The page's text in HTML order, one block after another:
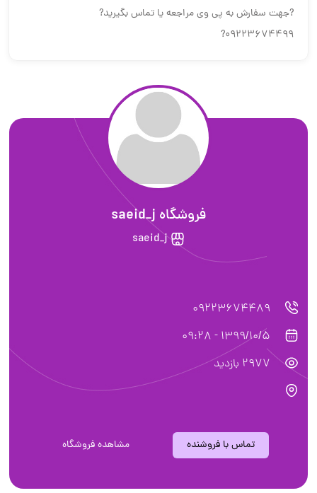
?جهت سفارش به پی وی مراجعه یا تماس بگیرید?
09223674499?
فروشگاه saeid_j
saeid_j
09223674489
1399/10/5 - 09:28
2977 بازدید
تماس با فروشنده مشاهده فروشگاه